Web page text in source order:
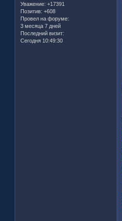
Уважение: +17391
Позитив: +608
Провел на форуме:
3 месяца 7 дней
Последний визит:
Сегодня 10:49:30